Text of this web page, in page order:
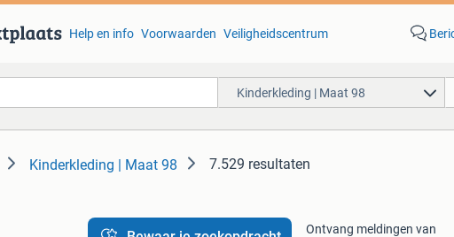
Help en info Voorwaarden Veiligheidscentrum
Kinderkleding | Maat 98
Kinderkleding | Maat 98 7.529 resultaten
Ontvang meldingen van